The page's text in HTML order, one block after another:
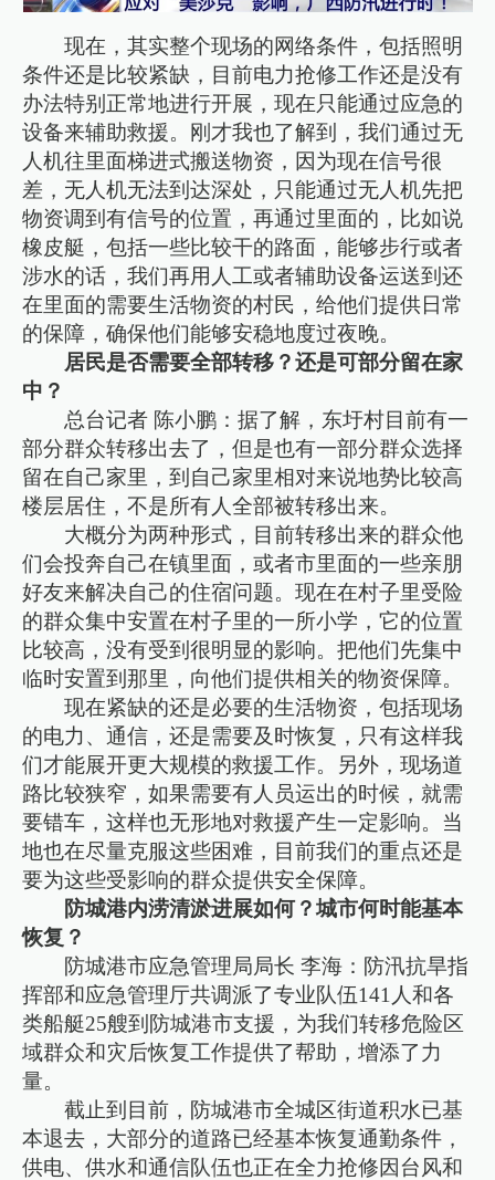
现在，其实整个现场的网络条件，包括照明
条件还是比较紧缺，目前电力抢修工作还是没有
办法特别正常地进行开展，现在只能通过应急的
设备来辅助救援。刚才我也了解到，我们通过无
人机往里面梯进式搬送物资，因为现在信号很
差，无人机无法到达深处，只能通过无人机先把
物资调到有信号的位置，再通过里面的，比如说
橡皮艇，包括一些比较干的路面，能够步行或者
涉水的话，我们再用人工或者辅助设备运送到还
在里面的需要生活物资的村民，给他们提供日常
的保障，确保他们能够安稳地度过夜晚。
居民是否需要全部转移？还是可部分留在家
中？
总台记者 陈小鹏：据了解，东圩村目前有一
部分群众转移出去了，但是也有一部分群众选择
留在自己家里，到自己家里相对来说地势比较高
楼层居住，不是所有人全部被转移出来。
大概分为两种形式，目前转移出来的群众他
们会投奔自己在镇里面，或者市里面的一些亲朋
好友来解决自己的住宿问题。现在在村子里受险
的群众集中安置在村子里的一所小学，它的位置
比较高，没有受到很明显的影响。把他们先集中
临时安置到那里，向他们提供相关的物资保障。
现在紧缺的还是必要的生活物资，包括现场
的电力、通信，还是需要及时恢复，只有这样我
们才能展开更大规模的救援工作。另外，现场道
路比较狭窄，如果需要有人员运出的时候，就需
要错车，这样也无形地对救援产生一定影响。当
地也在尽量克服这些困难，目前我们的重点还是
要为这些受影响的群众提供安全保障。
防城港内涝清淤进展如何？城市何时能基本
恢复？
防城港市应急管理局局长 李海：防汛抗旱指
挥部和应急管理厅共调派了专业队伍141人和各
类船艇25艘到防城港市支援，为我们转移危险区
域群众和灾后恢复工作提供了帮助，增添了力
量。
截止到目前，防城港市全城区街道积水已基
本退去，大部分的道路已经基本恢复通勤条件，
供电、供水和通信队伍也正在全力抢修因台风和